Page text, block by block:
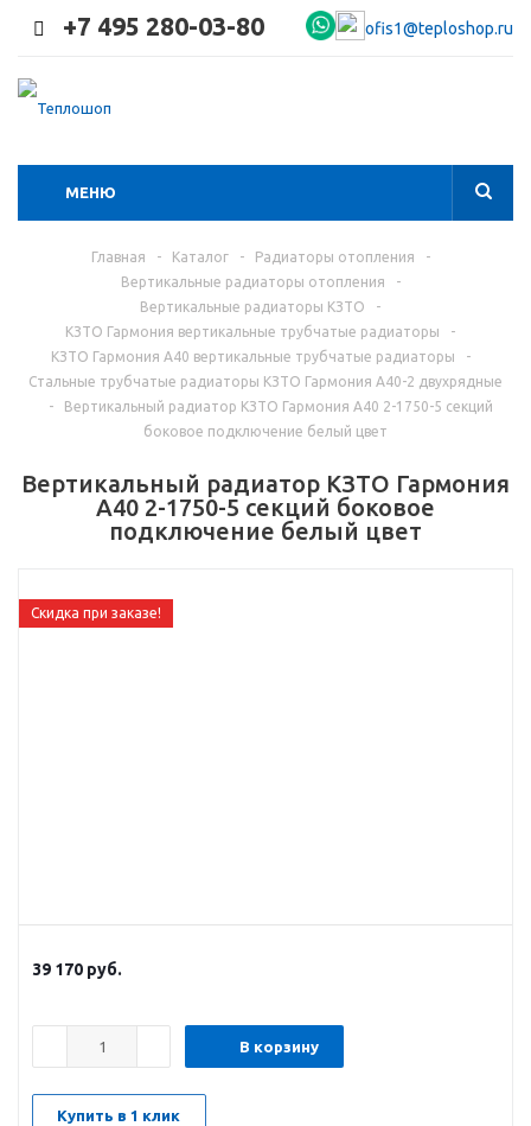
+7 495 280-03-80 ofis1@teploshop.ru
МЕНЮ
Главная - Каталог - Радиаторы отопления
-
Вертикальные радиаторы отопления
-
Вертикальные радиаторы КЗТО
-
КЗТО Гармония вертикальные трубчатые радиаторы
-
КЗТО Гармония А40 вертикальные трубчатые радиаторы
-
Стальные трубчатые радиаторы КЗТО Гармония А40-2 двухрядные
-
Вертикальный радиатор КЗТО Гармония А40 2-1750-5 секций
боковое подключение белый цвет
Вертикальный радиатор КЗТО Гармония
А40 2-1750-5 секций боковое
подключение белый цвет
Скидка при заказе!
39 170 руб.
В корзину
Купить в 1 клик